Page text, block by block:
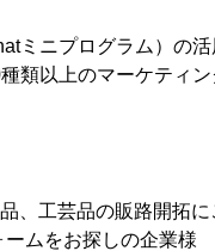
ミニプログラム）の活
類以上のマーケティ
、工芸品の販路開拓
ムをお探しの企業様